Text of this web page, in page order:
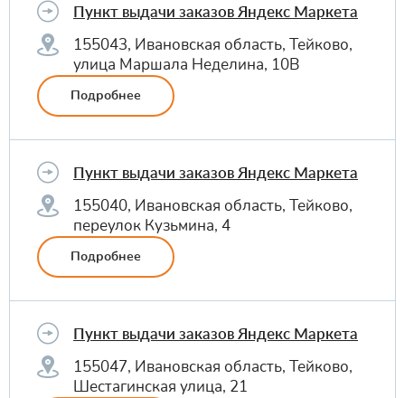
Пункт выдачи заказов Яндекс Маркета
155043, Ивановская область, Тейково,
улица Маршала Неделина, 10В
Подробнее
Пункт выдачи заказов Яндекс Маркета
155040, Ивановская область, Тейково,
переулок Кузьмина, 4
Подробнее
Пункт выдачи заказов Яндекс Маркета
155047, Ивановская область, Тейково,
Шестагинская улица, 21